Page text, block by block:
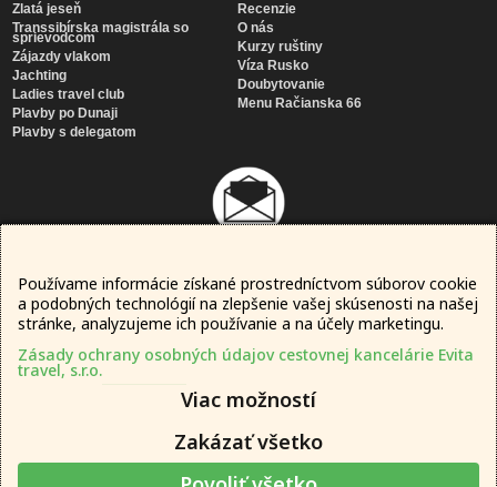
Zlatá jeseň
Transsibírska magistrála so
sprievodcom
Zájazdy vlakom
Jachting
Ladies travel club
Plavby po Dunaji
Plavby s delegatom
Recenzie
O nás
Kurzy ruštiny
Víza Rusko
Doubytovanie
Menu Račianska 66
Newsletter
SÚHLASÍM SOSPRACOVANÍM MOJICH OSOBNÝCH ÚDAJOV
Používame informácie získané prostredníctvom súborov cookie
a podobných technológií na zlepšenie vašej skúsenosti na našej
stránke, analyzujeme ich používanie a na účely marketingu.
Zásady ochrany osobných údajov cestovnej kancelárie Evita
travel, s.r.o.
Viac možností
Zakázať všetko